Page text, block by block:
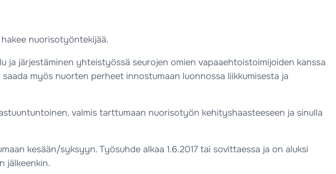
nuorisotyöntekijää.
järjestäminen yhteistyössä seurojen omien vapaaehtoistoimijoiden kanssa
myös nuorten perheet innostumaan luonnossa liikkumisesta ja
valmis tarttumaan nuorisotyön kehityshaasteeseen ja sinulla
kesään/syksyyn. Työsuhde alkaa 1.6.2017 tai sovittaessa ja on aluksi
jälkeenkin.